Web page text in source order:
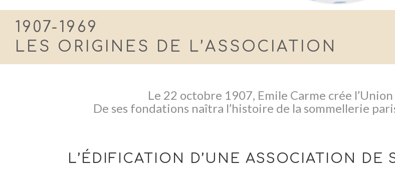
1907-1969
LES ORIGINES DE L’ASSOCIATION
Le 22 octobre 1907, Emile Carme crée
De ses fondations naîtra l’histoire de la sommellerie
L’ÉDIFICATION D’UNE ASSOCIATION DE